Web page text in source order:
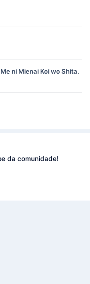
ni Mienai Koi wo Shita.
da comunidade!